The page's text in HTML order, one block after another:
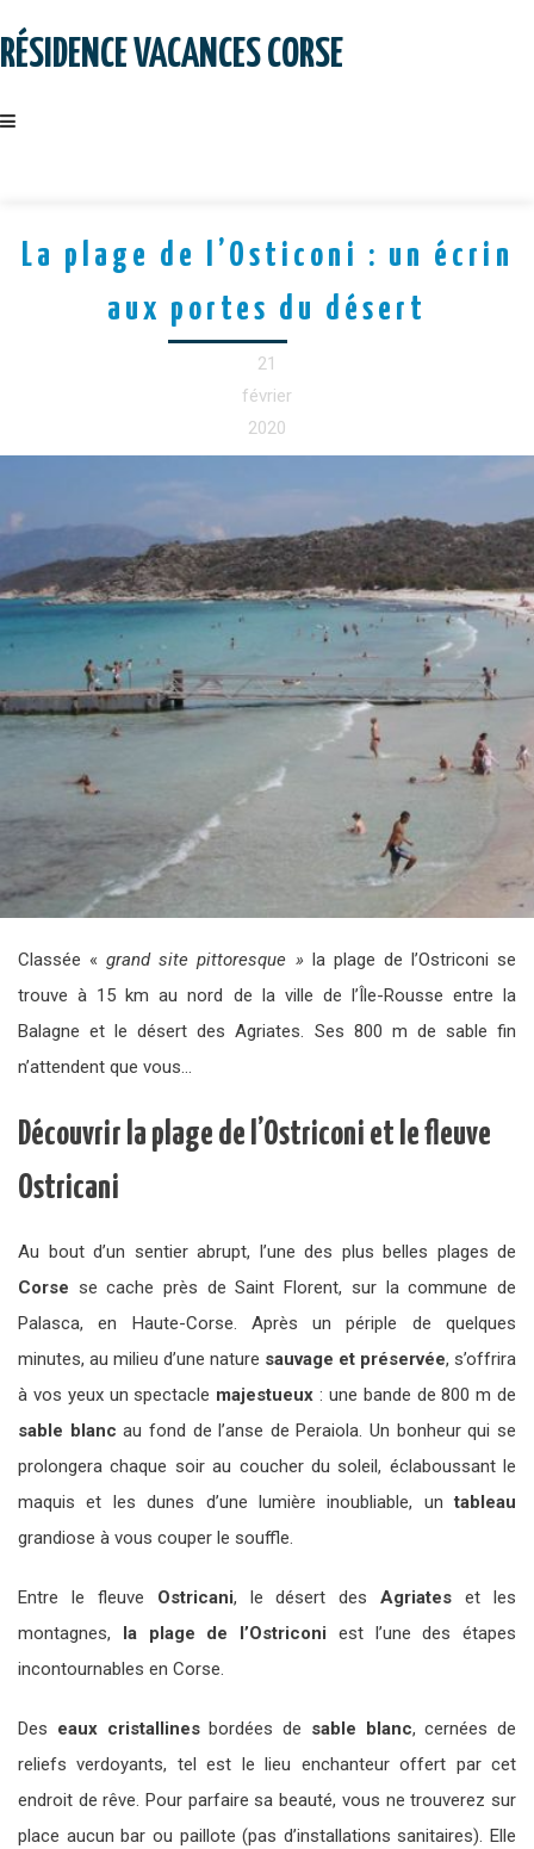
toRÉSIDENCE VACANCES CORSE
La plage de l’Osticoni : un écrin
aux portes du désert
21
février
2020
Classée «grand site pittoresque » la plage de l’Ostriconi se
trouve à 15 km au nord de la ville de l’Île-Rousse entre la
Balagne et le désert des Agriates. Ses 800 m de sable fin
n’attendent que vous…
Découvrir la plage de l’Ostriconi et le fleuve
Ostricani
Au bout d’un sentier abrupt, l’une des plus belles plages de
Corse se cache près de Saint Florent, sur la commune de
Palasca, en Haute-Corse. Après un périple de quelques
minutes, au milieu d’une nature sauvage et préservée, s’offrira
à vos yeux un spectacle majestueux : une bande de 800 m de
sable blanc au fond de l’anse de Peraiola. Un bonheur qui se
prolongera chaque soir au coucher du soleil, éclaboussant le
maquis et les dunes d’une lumière inoubliable, untableau
grandiose à vous couper le souffle.
Entre le fleuve Ostricani, le désert desAgriates et les
montagnes, la plage de l’Ostriconi est l’une des étapes
incontournables en Corse.
Des eaux cristallinesbordées de sable blanc, cernées de
reliefs verdoyants, tel est le lieu enchanteur offert par cet
endroit de rêve. Pour parfaire sa beauté, vous ne trouverez sur
place aucun bar ou paillote (pas d’installations sanitaires). Elle